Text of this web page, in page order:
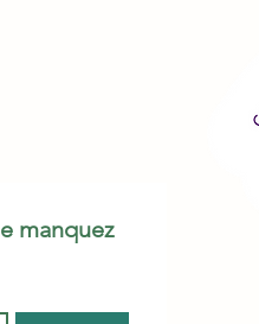
manquez